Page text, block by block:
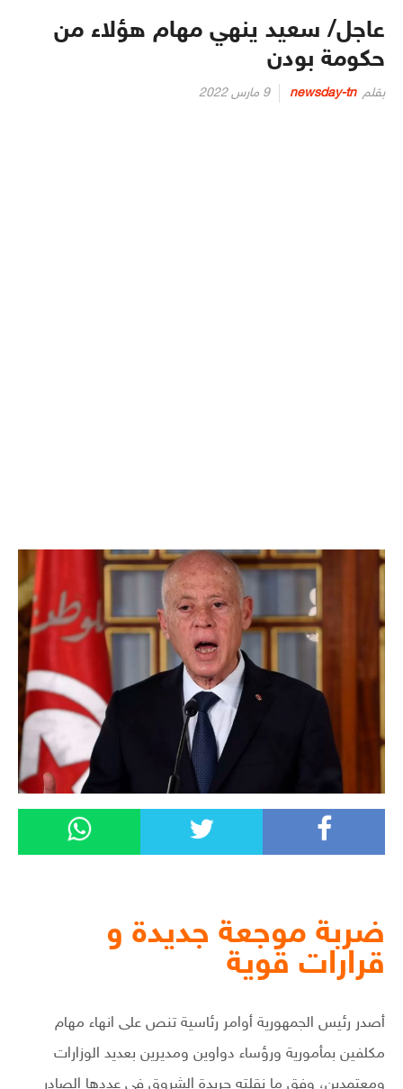
عاجل/ سعيد ينهي مهام هؤلاء من
حكومة بودن
بقلم newsday-tn
Posted
9 مارس 2022
ضربة موجعة جديدة و
قرارات قوية
أصدر رئيس الجمهورية أوامر رئاسية تنص على انهاء مهام
مكلفين بمأمورية ورؤساء دواوين ومديرين بعديد الوزارات
ومعتمدين، وفق ما نقلته جريدة الشروق في عددها الصادر